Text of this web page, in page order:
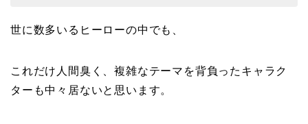
世に数多いるヒーローの中でも、
これだけ人間臭く、複雑なテーマを背負ったキャラク
ターも中々居ないと思います。